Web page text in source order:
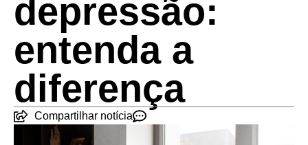
depressão:
entenda a
diferença
Compartilhar notícia